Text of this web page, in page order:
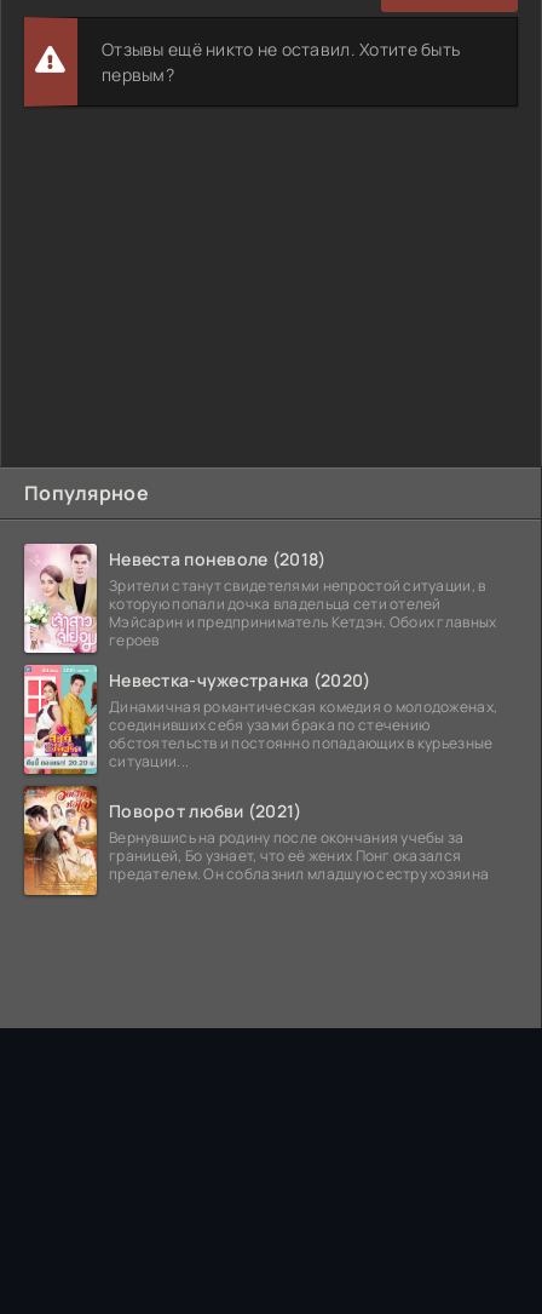
Популярное
Невеста поневоле (2018)
Зрители станут свидетелями непростой ситуации, в
которую попали дочка владельца сети отелей
Мэйсарин и предприниматель Кетдэн. Обоих главных
героев
Невестка-чужестранка (2020)
Динамичная романтическая комедия о молодоженах,
соединивших себя узами брака по стечению
обстоятельств и постоянно попадающих в курьезные
ситуации...
Поворот любви (2021)
Вернувшись на родину после окончания учебы за
границей, Бо узнает, что её жених Понг оказался
предателем. Он соблазнил младшую сестру хозяина
Отзывы ещё никто не оставил. Хотите быть
первым?